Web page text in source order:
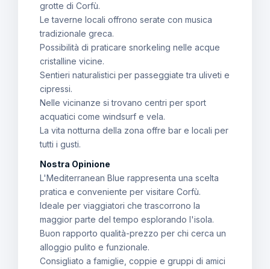
grotte di Corfù.
Le taverne locali offrono serate con musica
tradizionale greca.
Possibilità di praticare snorkeling nelle acque
cristalline vicine.
Sentieri naturalistici per passeggiate tra uliveti e
cipressi.
Nelle vicinanze si trovano centri per sport
acquatici come windsurf e vela.
La vita notturna della zona offre bar e locali per
tutti i gusti.
Nostra Opinione
L'Mediterranean Blue rappresenta una scelta
pratica e conveniente per visitare Corfù.
Ideale per viaggiatori che trascorrono la
maggior parte del tempo esplorando l'isola.
Buon rapporto qualità-prezzo per chi cerca un
alloggio pulito e funzionale.
Consigliato a famiglie, coppie e gruppi di amici